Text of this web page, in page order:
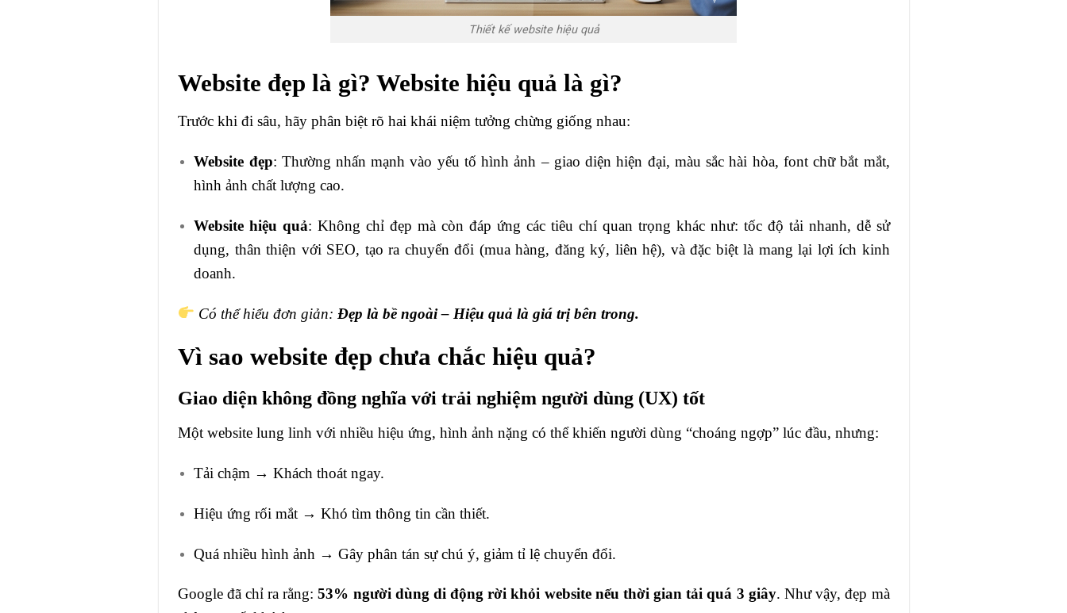
Thiết kế website hiệu quả
Website đẹp là gì? Website hiệu quả là gì?
Trước khi đi sâu, hãy phân biệt rõ hai khái niệm tưởng chừng giống nhau:
Website đẹp: Thường nhấn mạnh vào yếu tố hình ảnh – giao diện hiện đại, màu sắc hài hòa, font chữ bắt mắt,
hình ảnh chất lượng cao.
Website hiệu quả: Không chỉ đẹp mà còn đáp ứng các tiêu chí quan trọng khác như: tốc độ tải nhanh, dễ sử
dụng, thân thiện với SEO, tạo ra chuyển đổi (mua hàng, đăng ký, liên hệ), và đặc biệt là mang lại lợi ích kinh
doanh.
Có thể hiểu đơn giản: Đẹp là bề ngoài – Hiệu quả là giá trị bên trong.
Vì sao website đẹp chưa chắc hiệu quả?
Giao diện không đồng nghĩa với trải nghiệm người dùng (UX) tốt
Một website lung linh với nhiều hiệu ứng, hình ảnh nặng có thể khiến người dùng “choáng ngợp” lúc đầu, nhưng:
Tải chậm → Khách thoát ngay.
Hiệu ứng rối mắt → Khó tìm thông tin cần thiết.
Quá nhiều hình ảnh → Gây phân tán sự chú ý, giảm tỉ lệ chuyển đổi.
Google đã chỉ ra rằng:53% người dùng di động rời khỏi website nếu thời gian tải quá 3 giây. Như vậy, đẹp mà